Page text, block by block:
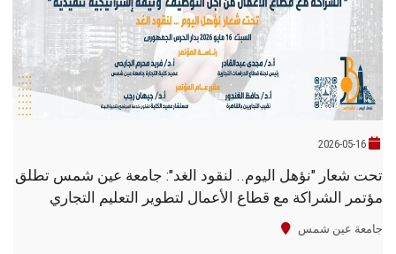
2026-05-16
تحت شعار "نؤهل اليوم.. لنقود الغد": جامعة عين شمس تطلق
مؤتمر الشراكة مع قطاع الأعمال لتطوير التعليم التجاري
جامعة عين شمس